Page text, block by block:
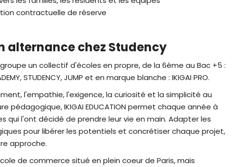
contractuelle de réserve
alternance chez Studency
un collectif d'écoles en propre, de la 6ème au Bac +5 :
STUDENCY, JUMP et en marque blanche : IKIGAI PRO.
l'empathie, l'exigence, la curiosité et la simplicité au
pédagogique, IKIGAI EDUCATION permet chaque année à
qui l'ont décidé de prendre leur vie en main. Adapter les
pour libérer les potentiels et concrétiser chaque projet,
approche.
de commerce situé en plein coeur de Paris, mais